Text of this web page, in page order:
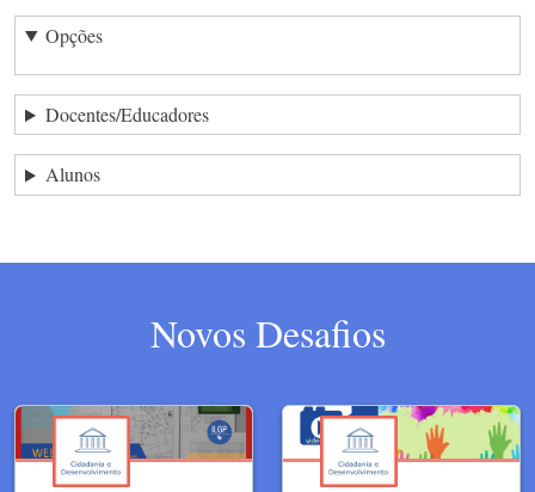
Opções
Docentes/Educadores
Alunos
Novos Desafios